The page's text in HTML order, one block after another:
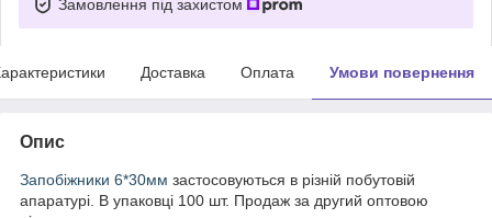
Замовлення під захистом
Доставка Оплата Умови повернення
Опис
Запобіжники 6*30мм застосовуються в різній побутовій
апаратурі. В упаковці 100 шт. Продаж за другий оптовою